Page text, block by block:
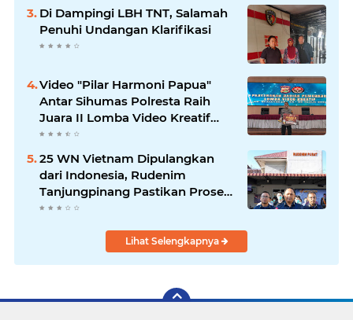
Di Dampingi LBH TNT, Salamah
Penuhi Undangan Klarifikasi
Video "Pilar Harmoni Papua"
Antar Sihumas Polresta Raih
Juara II Lomba Video Kreatif
Hari Bhayangkara ke-80
25 WN Vietnam Dipulangkan
dari Indonesia, Rudenim
Tanjungpinang Pastikan Proses
Sesuai Prosedur
Lihat Selengkapnya